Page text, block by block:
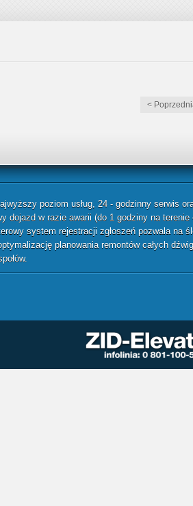
<
poziom usług, 24 - godzinny serwis
dojazd w razie awarii (do 1 godziny na terenie
system rejestracji zgłoszeń pozwala na
planowania remontów całych